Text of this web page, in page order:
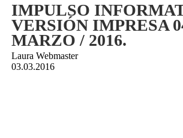
IMPULSO
VERSIÓN IMPRESA
MARZO / 2016.
Laura Webmaster
03.03.2016